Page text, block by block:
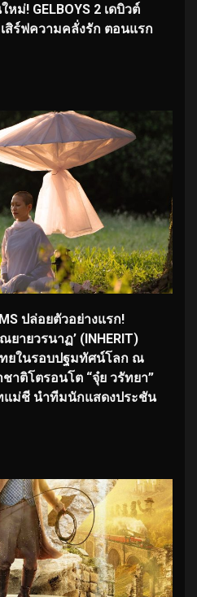
หม่! GELBOYS 2 เดบิวต์
สิร์ฟความคลั่งรัก ตอนแรก
ปล่อยตัวอย่างแรก!
ายวรนาฏ’ (INHERIT)
ยในรอบปฐมทัศน์โลก ณ
าติโตรอนโต “จุ๋ย วรัทยา”
ม่ชี นำทีมนักแสดงประชัน